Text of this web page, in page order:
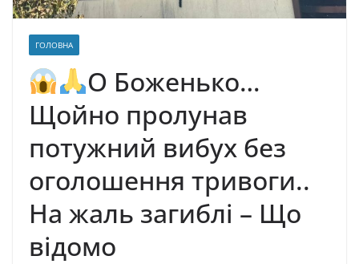
ГОЛОВНА
О Боженько…
Щойно пролунав
потужний вибух без
оголошення тривоги..
На жаль загиблі – Щo
вiдoмo